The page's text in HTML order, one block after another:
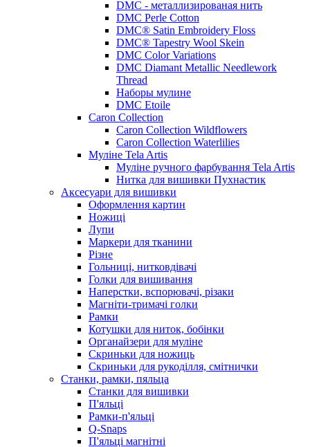
DMC - металлизированая нить
DMC Perle Cotton
DMC® Satin Embroidery Floss
DMC® Tapestry Wool Skein
DMC Color Variations
DMC Diamant Metallic Needlework
Thread
Наборы мулине
DMC Etoile
Caron Collection
Caron Collection Wildflowers
Caron Collection Waterlilies
Муліне Tela Artis
Муліне ручного фарбування Tela Artis
Нитка для вишивки Пухнастик
Аксесуари для вишивки
Оформлення картин
Ножиці
Лупи
Маркери для тканини
Різне
Гольниці, нитковдівачі
Голки для вишивання
Наперстки, вспорювачі, різаки
Магніти-тримачі голки
Рамки
Котушки для ниток, бобінки
Органайзери для муліне
Скриньки для ножиць
Скриньки для рукоділля, смітнички
Станки, рамки, пяльца
Станки для вишивки
П'яльці
Рамки-п'яльці
Q-Snaps
П'яльці магнітні